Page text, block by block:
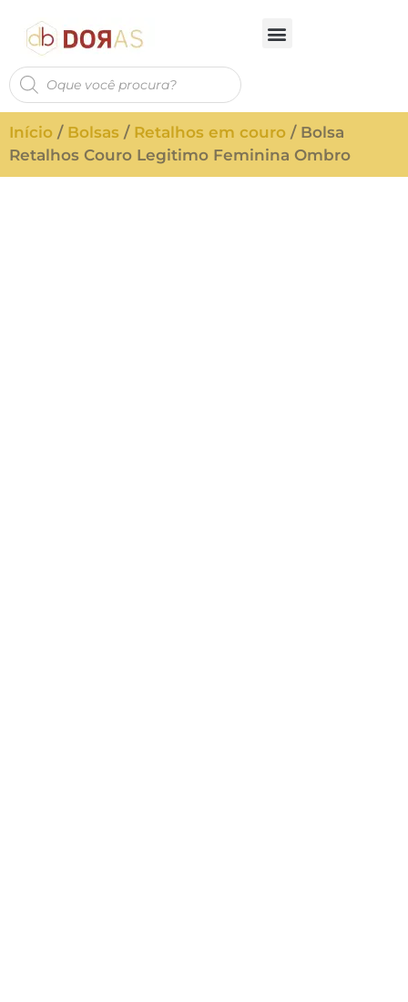
Início / Bolsas / Retalhos em couro / Bolsa
Retalhos Couro Legitimo Feminina Ombro